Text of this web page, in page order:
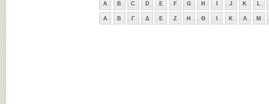
A B C D E F G H J K L
Α Β Γ Δ Ε Ζ Η Θ Κ Λ Μ